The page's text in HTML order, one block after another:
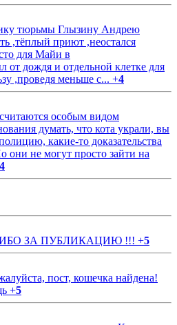
тюрьмы Глызину Андрею
,тёплый приют ,неостался
для Майи в
от дождя и отдельной клетке для
,проведя меньше с... +4
особым видом
думать, что кота украли, вы
какие-то доказательства
они не могут просто зайти на
4
ЗА ПУБЛИКАЦИЮ !!! +5
пост, кошечка найдена!
+5